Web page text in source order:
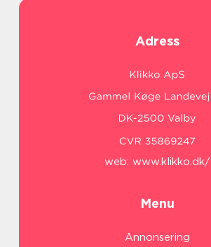
Adress
web: www.klikko.dk/
Menu
Annonsering